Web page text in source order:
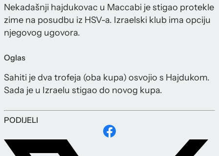
Nekadašnji hajdukovac u Maccabi je stigao protekle
zime na posudbu iz HSV-a. Izraelski klub ima opciju
njegovog ugovora.
Oglas
Sahiti je dva trofeja (oba kupa) osvojio s Hajdukom.
Sada je u Izraelu stigao do novog kupa.
PODIJELI